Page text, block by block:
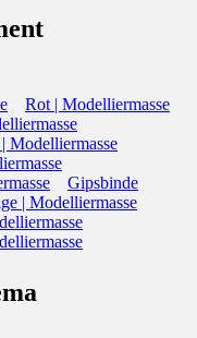
Rot | Modelliermasse
Modelliermasse
Gipsbinde
| Modelliermasse